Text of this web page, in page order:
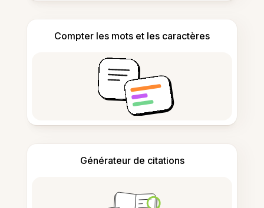
Compter les mots et les caractères
Générateur de citations